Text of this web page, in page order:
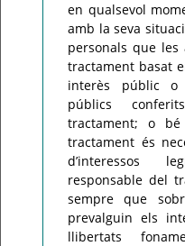
en qualsevol
amb la seva
personals que les
tractament basat
interès públic o
públics
tractament; o
tractament és
d’interessos
responsable del
sempre que
prevalguin els
llibertats